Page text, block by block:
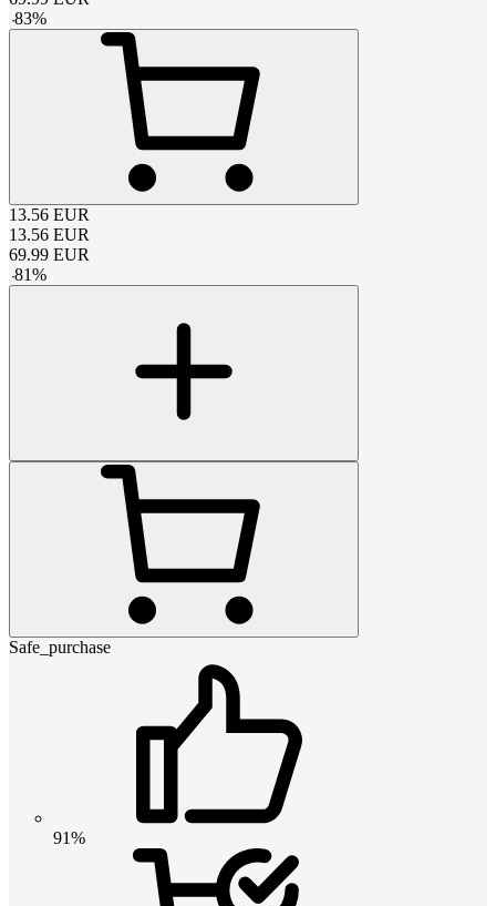
-83%
13.56 EUR
13.56 EUR
69.99 EUR
-81%
Safe_purchase
91%